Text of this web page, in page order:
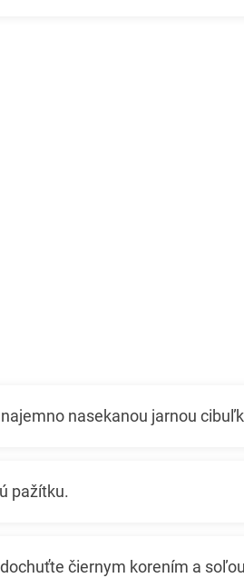
nasekanou jarnou
pažítku.
čiernym korením a